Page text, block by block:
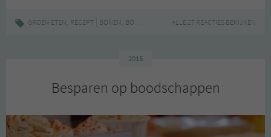
pitachips
GROEN ETEN, RECEPT BONEN, BONENDIP BORRELHAP,GOEDOOP,GROEN
ALLE 27 REACTIES BEKIJKEN
2015
Besparen op boodschappen